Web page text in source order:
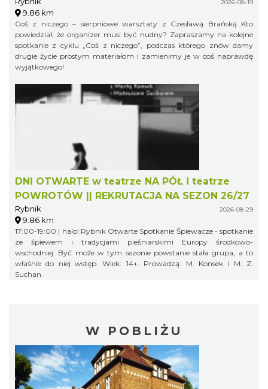
2026-08-19
9.86 km
Coś z niczego – sierpniowe warsztaty z Czesławą Brańską Kto
powiedział, że organizer musi być nudny? Zapraszamy na kolejne
spotkanie z cyklu „Coś z niczego”, podczas którego znów damy
drugie życie prostym materiałom i zamienimy je w coś naprawdę
wyjątkowego!
DNI OTWARTE w teatrze NA PÓŁ i teatrze
POWROTÓW || REKRUTACJA NA SEZON 26/27
Rybnik 2026-08-29
9.86 km
17:00-19:00 | halo! Rybnik Otwarte Spotkanie Śpiewacze - spotkanie
ze śpiewem i tradycjami pieśniarskimi Europy środkowo-
wschodniej. Być może w tym sezonie powstanie stała grupa, a to
właśnie do niej wstęp. Wiek: 14+. Prowadzą: M. Konsek i M. Z.
Suchan.
W POBLIŻU